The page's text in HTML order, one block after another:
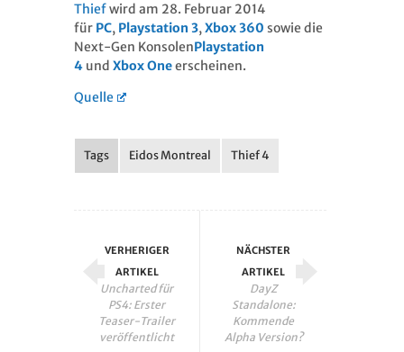
Thiefwird am 28. Februar 2014
für PC, Playstation 3,Xbox 360 sowie die
Next-Gen KonsolenPlaystation
4 und Xbox Oneerscheinen.
Quelle
Tags Eidos Montreal Thief 4
VERHERIGER
ARTIKEL
Uncharted für
PS4: Erster
Teaser-Trailer
veröffentlicht
NÄCHSTER
ARTIKEL
DayZ
Standalone:
Kommende
Alpha Version?